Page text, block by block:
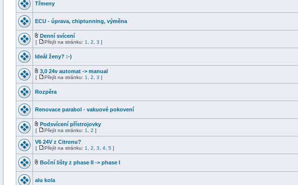
Třmeny
ECU - úprava, chiptunning, výměna
Denní svícení
[ Přejít na stránku: 1 2 3 ]
Ideál ženy? :-)
3,0 24v automat -> manual
[ Přejít na stránku: 1 2 3 ]
Rozpěra
Renovace parabol - vakuové pokovení
Podsvícení přístrojovky
[ Přejít na stránku: 1 2 ]
V6 24V z Citronu?
[ Přejít na stránku: 1 2 3 4 5 ]
Boční lišty z phase II -> phase I
alu kola